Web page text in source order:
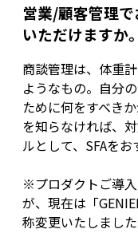
営業/顧客管理
いただけますか。
商談管理は、体重
ようなもの。自分
ために何をすべき
を知らなければ、
ルとして、SFAをお
※プロダクトご導
が、現在は「
称変更いたしました